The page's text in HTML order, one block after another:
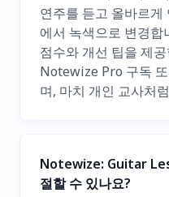
연주를 듣고 올바르게
에서 녹색으로 변경합
점수와 개선 팁을 제
Notewize Pro 구독
며, 마치 개인 교사처
Notewize: Guitar
절할 수 있나요?